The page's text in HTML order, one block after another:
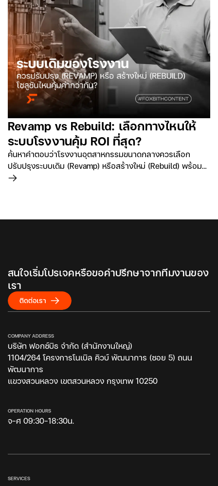
Revamp vs Rebuild: เลือกทางไหนให้
ระบบโรงงานคุ้ม ROI ที่สุด?
ค้นหาคำตอบว่าโรงงานอุตสาหกรรมขนาดกลางควรเลือก
ปรับปรุงระบบเดิม (Revamp) หรือสร้างใหม่ (Rebuild) พร้อม
เปรียบเทียบต้นทุนและ ROI อย่างละเอียด
อ่านเพิ่มเติม
COMPANY ADDRESS
บริษัท ฟอกซ์บิธ จำกัด (สำนักงานใหญ่)
1104/264 โครงการโนเบิล คิวบ์ พัฒนาการ (ซอย 5) ถนน
พัฒนาการ
แขวงสวนหลวง เขตสวนหลวง กรุงเทพ 10250
OPERATION HOURS
จ-ศ 09:30-18:30น.
สนใจเริ่มโปรเจคหรือขอคำปรึกษาจากทีมงานของ
เรา
ติดต่อเรา
SERVICES